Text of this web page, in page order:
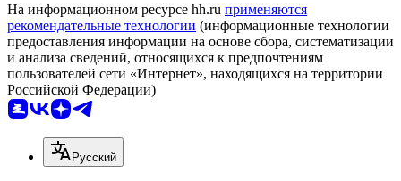
На информационном ресурсе hh.ru применяются
рекомендательные технологии (информационные технологии
предоставления информации на основе сбора, систематизации
и анализа сведений, относящихся к предпочтениям
пользователей сети «Интернет», находящихся на территории
Российской Федерации)
Русский